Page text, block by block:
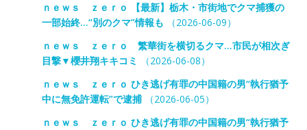
ｎｅｗｓ ｚｅｒｏ 【最新】栃木・市街地でクマ捕獲の
一部始終…“別のクマ”情報も （2026-06-09）
ｎｅｗｓ ｚｅｒｏ 繁華街を横切るクマ…市民が相次ぎ
目撃▼櫻井翔キキコミ
（2026-06-08）
ｎｅｗｓ ｚｅｒｏ ひき逃げ有罪の中国籍の男“執行猶予
中に無免許運転”で逮捕（2026-06-05）
ｎｅｗｓ ｚｅｒｏ ひき逃げ有罪の中国籍の男“執行猶予